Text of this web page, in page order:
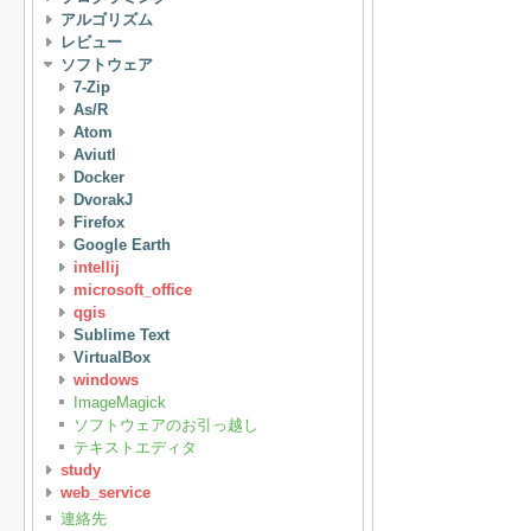
アルゴリズム
レビュー
ソフトウェア
7-Zip
As/R
Atom
Aviutl
Docker
DvorakJ
Firefox
Google Earth
intellij
microsoft_office
qgis
Sublime Text
VirtualBox
windows
ImageMagick
ソフトウェアのお引っ越し
テキストエディタ
study
web_service
連絡先